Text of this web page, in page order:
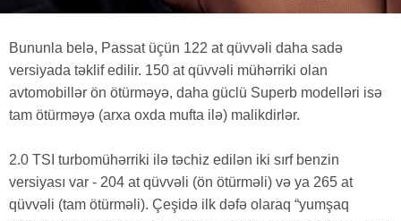
Bununla belə, Passat üçün 122 at qüvvəli daha sadə
versiyada təklif edilir. 150 at qüvvəli mühərriki olan
avtomobillər ön ötürməyə, daha güclü Superb modelləri isə
tam ötürməyə (arxa oxda mufta ilə) malikdirlər.
2.0 TSI turbomühərriki ilə təchiz edilən iki sırf benzin
versiyası var - 204 at qüvvəli (ön ötürməli) və ya 265 at
qüvvəli (tam ötürməli). Çeşidə ilk dəfə olaraq “yumşaq